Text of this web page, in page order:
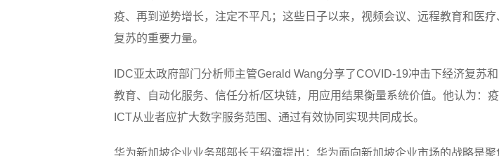
疫、再到逆势增长，注定不平凡；这些日子以来，视频会议、远程教育和医
复苏的重要力量。
IDC亚太政府部门分析师主管Gerald Wang分享了COVID-19冲击下经济复苏
教育、自动化服务、信任分析/区块链，用应用结果衡量系统价值。他认为：
ICT从业者应扩大数字服务范围、通过有效协同实现共同成长。
华为新加坡企业业务部部长王绍潼提出：华为面向新加坡企业市场的战略是